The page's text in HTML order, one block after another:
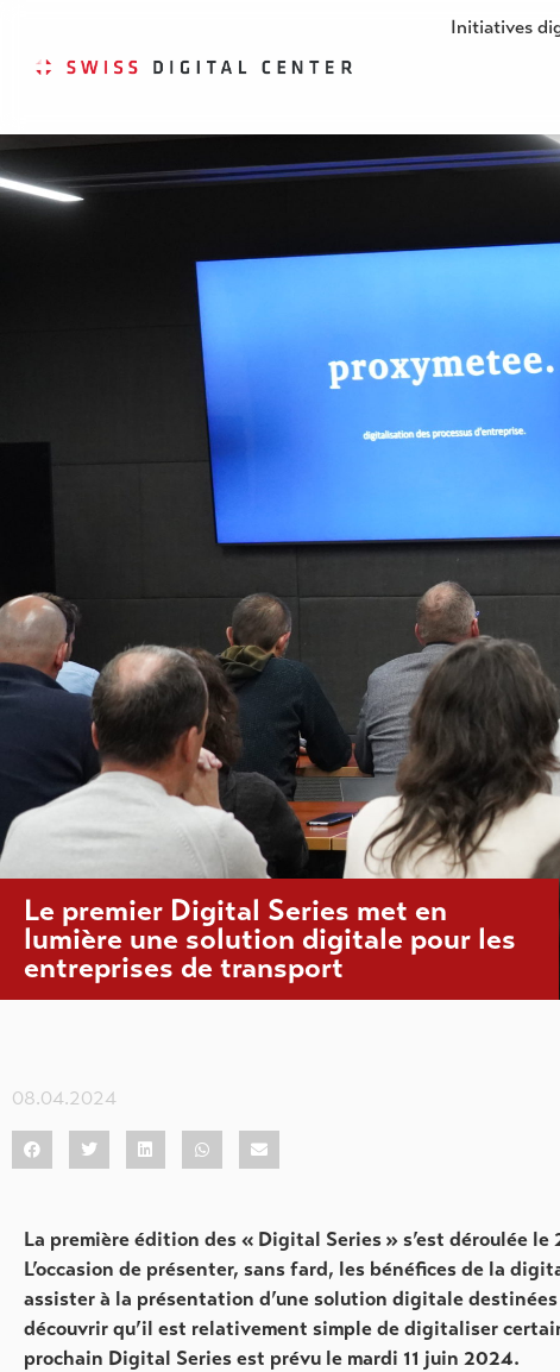
Initiatives
Le premier Digital Series met en
lumière une solution digitale pour les
entreprises de transport
08.04.2024
La première édition des « Digital Series » s’est déroulée le
L’occasion de présenter, sans fard, les bénéfices de la
assister à la présentation d’une solution digitale
découvrir qu’il est relativement simple de digitaliser
prochain Digital Series est prévu le mardi 11 juin 2024.